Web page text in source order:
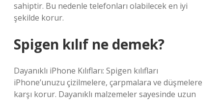
sahiptir. Bu nedenle telefonları olabilecek en iyi
şekilde korur.
Spigen kılıf ne demek?
Dayanıklı iPhone Kılıfları: Spigen kılıfları
iPhone’unuzu çizilmelere, çarpmalara ve düşmelere
karşı korur. Dayanıklı malzemeler sayesinde uzun